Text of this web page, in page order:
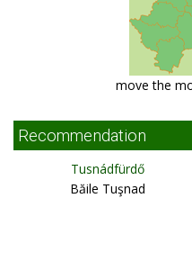
move the
Recommendation
Tusnádfürdő
Băile Tuşnad